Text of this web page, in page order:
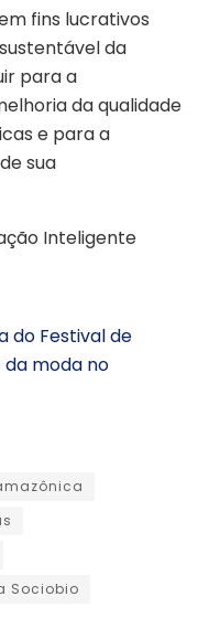
fins lucrativos
da
para a
da qualidade
e para a
sua
Inteligente
do Festival de
moda no
Sociobio